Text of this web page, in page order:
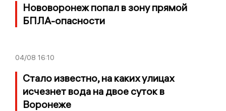
Нововоронеж попал в зону прямой
БПЛА-опасности
04/08 16:10
Стало известно, на каких улицах
исчезнет вода на двое суток в
Воронеже